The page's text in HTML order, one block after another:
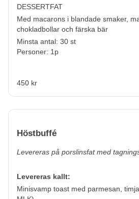
DESSERTFAT
Med macarons i blandade smaker,
chokladbollar och färska bär
Minsta antal: 30 st
Personer: 1p
450 kr
Höstbuffé
Levereras på porslinsfat med
Levereras kallt:
Minisvamp toast med parmesan,